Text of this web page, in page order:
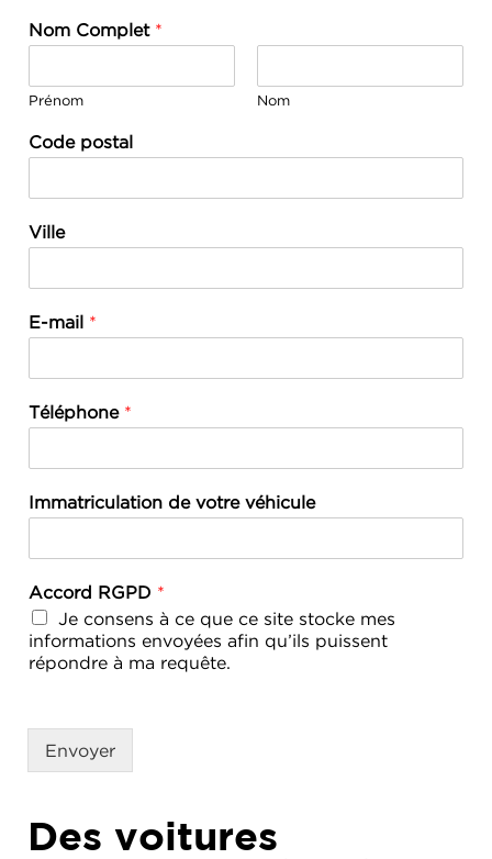
Nom Complet *
Prénom Nom
Code postal
Ville
E-mail *
Téléphone *
Immatriculation de votre véhicule
Accord RGPD *
Je consens à ce que ce site stocke mes
informations envoyées afin qu’ils puissent
répondre à ma requête.
Envoyer
Des voitures